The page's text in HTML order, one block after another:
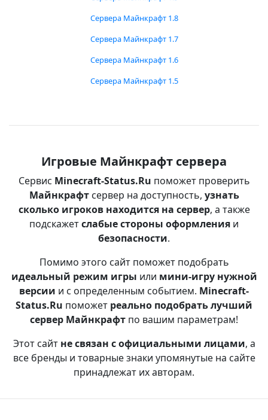
Сервера Майнкрафт 1.8
Сервера Майнкрафт 1.7
Сервера Майнкрафт 1.6
Сервера Майнкрафт 1.5
Игровые Майнкрафт сервера
Сервис Minecraft-Status.Ru поможет проверить
Майнкрафтсервер на доступность, узнать
сколько игроков находится на сервер, а также
подскажетслабые стороны оформления и
безопасности.
Помимо этого сайт поможет подобрать
идеальный режим игры или мини-игру нужной
версии и с определенным событием. Minecraft-
Status.Ru поможет реально подобрать лучший
сервер Майнкрафт по вашим параметрам!
Этот сайт не связан с официальными лицами, а
все бренды и товарные знаки упомянутые на сайте
принадлежат их авторам.